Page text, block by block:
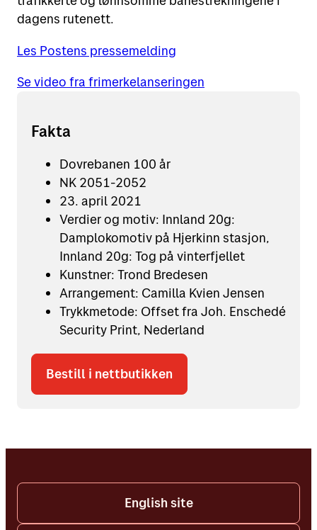
dagens rutenett.
Les Postens pressemelding
Se video fra frimerkelanseringen
Fakta
Dovrebanen 100 år
NK 2051-2052
23. april 2021
Verdier og motiv: Innland 20g:
Damplokomotiv på Hjerkinn stasjon,
Innland 20g: Tog på vinterfjellet
Kunstner: Trond Bredesen
Arrangement: Camilla Kvien Jensen
Trykkmetode: Offset fra Joh. Enschedé
Security Print, Nederland
Bestill i nettbutikken
English site